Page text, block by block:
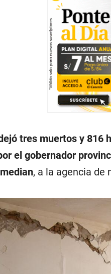
tres muertos y 816
el gobernador
, a la agencia de